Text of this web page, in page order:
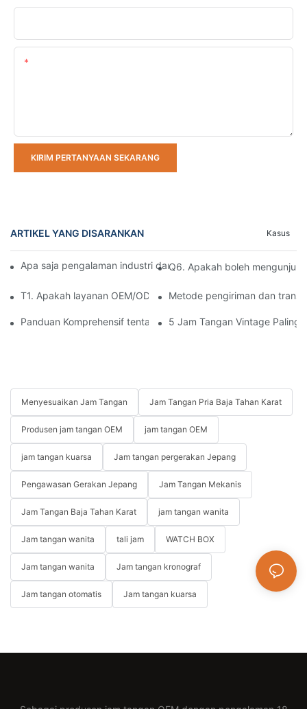
KIRIM PERTANYAAN SEKARANG
ARTIKEL YANG DISARANKAN Kasus
Apa saja pengalaman industri dan skala produksi perusahaan
Q6. Apakah boleh
T1. Apakah layanan OEM/ODM atau pencetakan logo
Metode pengiriman dan
Panduan Komprehensif tentang Jenis-Jenis Mesin Jam Tangan
5 Jam Tangan Vintage Paling
Menyesuaikan Jam Tangan Jam Tangan Pria Baja Tahan Karat
Produsen jam tangan OEM jam tangan OEM
jam tangan kuarsa Jam tangan pergerakan Jepang
Pengawasan Gerakan Jepang Jam Tangan Mekanis
Jam Tangan Baja Tahan Karat jam tangan wanita
Jam tangan wanita tali jam WATCH BOX
Jam tangan wanita Jam tangan kronograf
Jam tangan otomatis Jam tangan kuarsa